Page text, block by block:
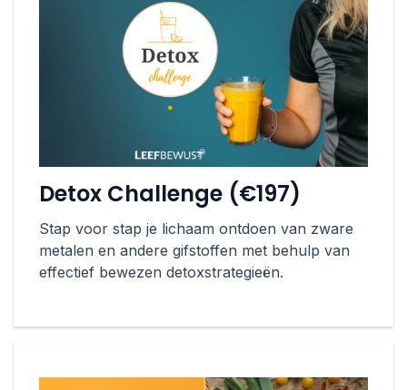
Detox Challenge (€197)
Stap voor stap je lichaam ontdoen van zware
metalen en andere gifstoffen met behulp van
effectief bewezen detoxstrategieën.